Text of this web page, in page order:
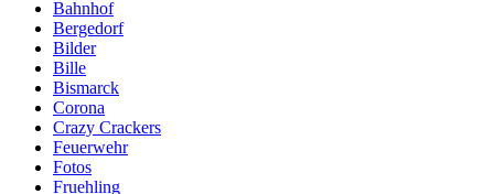
Bahnhof
Bergedorf
Bilder
Bille
Bismarck
Corona
Crazy Crackers
Feuerwehr
Fotos
Fruehling